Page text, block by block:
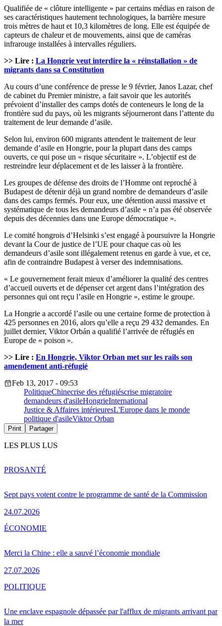
Qualifiée de « clôture intelligente » par certains médias en raison de
ses caractéristiques hautement technologiques, la barrière mesure
trois mètres de haut et 10,3 kilomètres de long. Elle est équipée de
capteurs de chaleur et de mouvements, ainsi que de caméras
infrarouge installées à intervalles réguliers.
>> Lire : La Hongrie veut interdire la « réinstallation » de
migrants dans sa Constitution
Au cours d’une conférence de presse le 9 février, Janos Lazar, chef
de cabinet du Premier ministre, a fait savoir que les autorités
prévoient d’installer des camps dotés de conteneurs le long de la
frontière sud du pays, où les migrants séjourneront dans l’attente du
traitement de leur demande d’asile.
Selon lui, environ 600 migrants attendent le traitement de leur
demande d’asile en Hongrie, pour la plupart dans des camps
ouverts, ce qui pose un « risque sécuritaire ». L’objectif est de
restreindre leur déplacement et de les laisser à la frontière.
Les groupes de défense des droits de l’Homme ont reproché à
Budapest de détenir déjà un grand nombre de demandeurs d’asile
dans des camps fermés. Pour eux, une détention aussi massive et
systématique de tous les demandeurs d’asile « n’a pas été observée
depuis des décennies dans une Europe démocratique ».
Le comité hongrois d’Helsinki s’est engagé à poursuivre la Hongrie
devant la Cour de justice de l’UE pour chaque cas où les
demandeurs d’asile sont illégalement retenus en garde à vue, et ce,
afin de contraindre Budapest à verser des indemnisations.
« Le gouvernement ferait mieux d’améliorer la qualité des centres
d’accueil ouverts et de dépenser cet argent dans l’intégration des
personnes qui ont reçu l’asile en Hongrie », estime le groupe.
La Hongrie a accordé l’asile ou une certaine forme de protection à
425 personnes en 2016, alors qu’elle a reçu 29 432 demandes. En
juillet dernier, Viktor Orbán a qualifié l’arrivée de réfugiés en
Europe de « poison ».
>> Lire : En Hongrie, Viktor Orban met sur les rails son
amendement anti-réfugié
Feb 13, 2017 - 09:53
PolitiqueChinecrise des réfugiéscrise migratoire
demandeurs d'asileHongrieInternational
Justice & Affaires intérieuresL'Europe dans le monde
politique d'asileViktor Orban
Print Partager
LES PLUS LUS
Sept pays votent contre le programme de santé de la Commission
24.07.2026
PROSANTÉ
Merci la Chine : elle a sauvé l’économie mondiale
27.07.2026
ÉCONOMIE
Une enclave espagnole dépassée par l'afflux de migrants arrivant par
la mer
POLITIQUE